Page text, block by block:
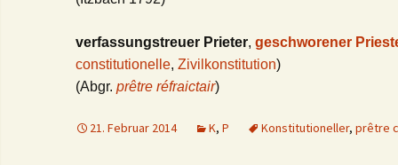
verfassungstreuer Prieter, geschworener
constitutionelle, Zivilkonstitution)
(Abgr. prêtre réfraictair)
21. Februar 2014 K, P Konstitutioneller, prêtre